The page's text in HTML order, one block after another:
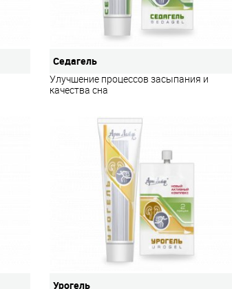
Седагель
Улучшение процессов засыпания и
качества сна
Урогель